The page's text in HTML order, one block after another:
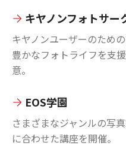
キヤノンフォトサー
キヤノンユーザーのため
豊かなフォトライフを支
意。
EOS学園
さまざまなジャンルの写
に合わせた講座を開催。